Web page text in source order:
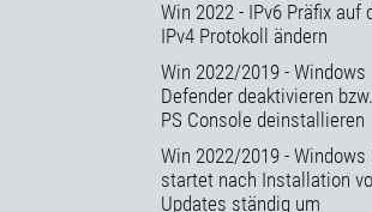
Win 2022 - IPv6 Präfix auf
IPv4 Protokoll ändern
Win 2022/2019 - Windows
Defender deaktivieren
PS Console deinstallieren
Win 2022/2019 - Windows
startet nach Installation
Updates ständig um